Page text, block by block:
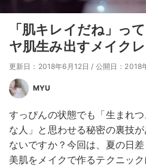
「肌キレイだね」っ
ヤ肌生み出すメイク
更新日：2018年6月12日 / 公開日：2018
MYU
すっぴんの状態でも「生まれ
な人」と思わせる秘密の裏技
ないですか？今回は、夏の日
美肌をメイクで作るテクニッ